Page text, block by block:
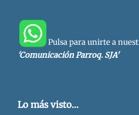
Pulsa para unirte a
'Comunicación Parroq. SJA'
Lo más visto...